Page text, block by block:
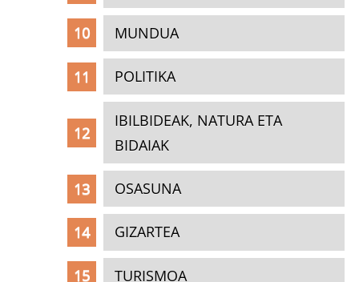
MUNDUA
POLITIKA
IBILBIDEAK, NATURA ETA
BIDAIAK
OSASUNA
GIZARTEA
TURISMOA